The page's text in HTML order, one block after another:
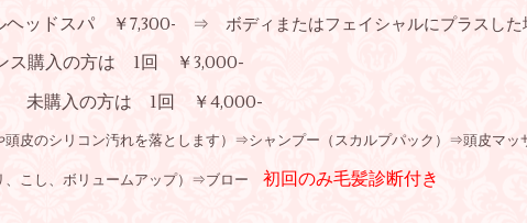
ッドスパ ￥7,300- ⇒ ボディまたはフェイシャルにプラスした
購入の方は 1回 ￥3,000-
1回 ￥4,000-
皮のシリコン汚れを落とします）⇒シャンプー（スカルプパック）⇒頭皮マ
こし、ボリュームアップ）⇒ブロー 初回のみ毛髪診断付き